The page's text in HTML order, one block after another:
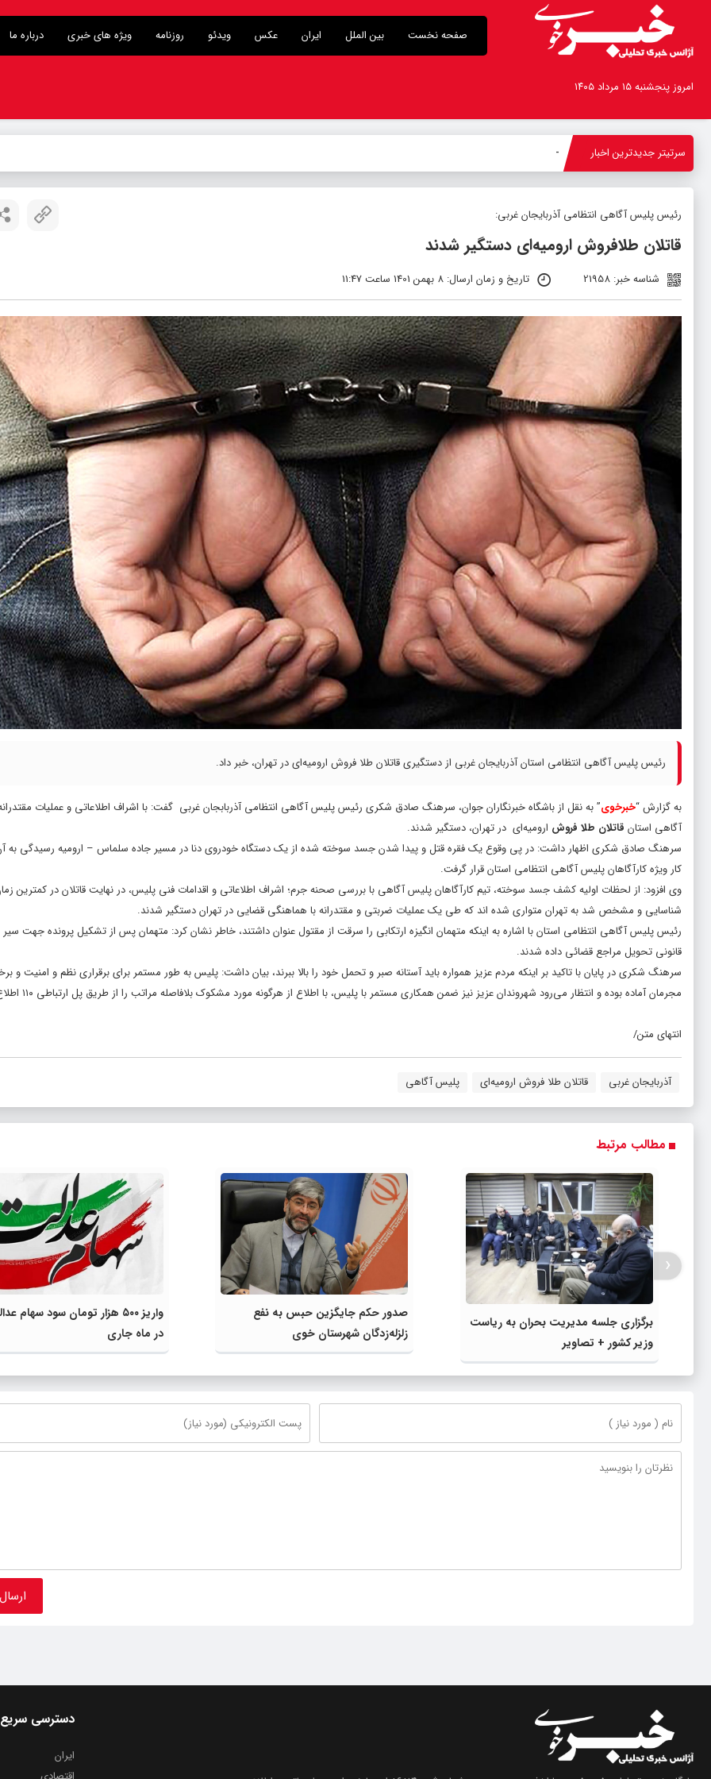
صفحه نخست بین الملل ایران عکس ویدئو روزنامه ویژه های خبری درباره ما
امروز پنجشنبه ۱۵ مرداد ۱۴۰۵
سرتیتر جدیدترین اخبار بازدید استاند
رئیس پلیس آگاهی انتظامی آذربایجان غربی:
قاتلان طلافروش ارومیه‌ای دستگیر شدند
شناسه خبر: 21958 تاریخ و زمان ارسال: 8 بهمن 1401 ساعت 11:47
رئیس پلیس آگاهی انتظامی استان آذربایجان غربی از دستگیری قاتلان طلا فروش ارومیه‌ای در تهران، خبر داد.
به گزارش “خبرخوی” به نقل از باشگاه خبرنگاران جوان، سرهنگ صادق شکری رئیس پلیس آگاهی انتظامی آذربابجان غربی گفت: با اشراف اطلاعاتی و عملیات
آگاهی استان قاتلان طلا فروش ارومیه‌ای در تهران، دستگیر شدند.
سرهنگ صادق شکری اظهار داشت: در پی وقوع یک فقره قتل و پیدا شدن جسد سوخته شده از یک دستگاه خودروی دنا در مسیر جاده سلماس – ارومیه رسیدگی به
کار ویژه کارآگاهان پلیس آگاهی انتظامی استان قرار گرفت.
وی افزود: از لحظات اولیه کشف جسد سوخته، تیم کارآگاهان پلیس آگاهی با بررسی صحنه جرم؛ اشراف اطلاعاتی و اقدامات فنی پلیس، در نهایت قاتلان در کمترین
شناسایی و مشخص شد به تهران متواری شده اند که طی یک عملیات ضربتی و مقتدرانه با هماهنگی قضایی در تهران دستگیر شدند.
رئیس پلیس آگاهی انتظامی استان با اشاره به اینکه متهمان انگیزه ارتکابی را سرقت از مقتول عنوان داشتند، خاطر نشان کرد: متهمان پس از تشکیل پرونده جهت
قانونی تحویل مراجع قضائی داده شدند.
سرهنگ شکری در پایان با تاکید بر اینکه مردم عزیز همواره باید آستانه صبر و تحمل خود را بالا ببرند، بیان داشت: پلیس به طور مستمر برای برقراری نظم و امنیت و
مجرمان آماده بوده و انتظار می‌رود شهروندان عزیز نیز ضمن همکاری مستمر با پلیس، با اطلاع از هرگونه مورد مشکوک بلافاصله مراتب را از طریق پل ارتباطی ۱۱۰ اطلاع دهند.
انتهای متن/
آذربایجان غربی قاتلان طلا فروش ارومیه‌ای پلیس آگاهی
مطالب مرتبط
برگزاری جلسه مدیریت بحران به ریاست
وزیر کشور + تصاویر
صدور حکم جایگزین حبس به نفع
زلزله‌زدگان شهرستان خوی
واریز ۵۰۰ هزار تومان سود سهام
در ماه جاری
‹
دسترسی سریع
ایران